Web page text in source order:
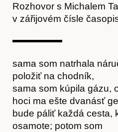
Rozhovor s Michalem
v zářijovém čísle
sama som natrhala
položiť na chodník,
sama som kúpila gázu,
hoci ma ešte dvanásť
bude páliť každá cesta,
osamote; potom som